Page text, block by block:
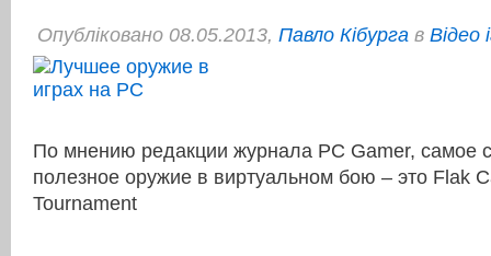
Опубліковано 08.05.2013, Павло Кібурга в Відео
По мнению редакции журнала PC Gamer, самое
полезное оружие в виртуальном бою – это Flak
Tournament